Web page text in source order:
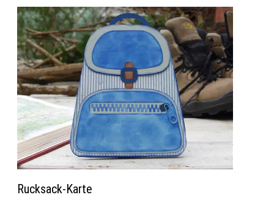
Rucksack-Karte